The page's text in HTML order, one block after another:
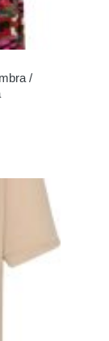
/